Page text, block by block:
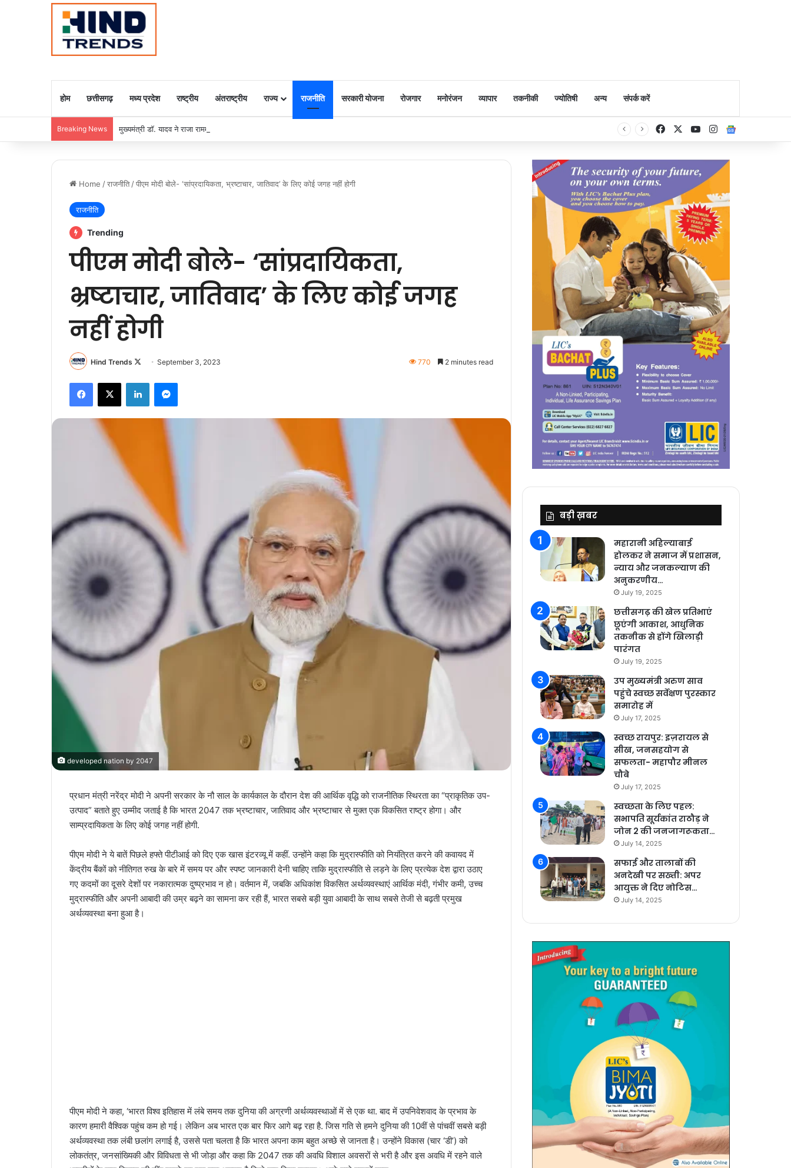
होम छत्तीसगढ़ मध्य प्रदेश राष्ट्रीय अंतराष्ट्रीय राज्य राजनीति सरकारी योजना रोजगार मनोरंजन व्यापार तकनीकी ज्योतिषी अन्य संपर्क करें
Breaking News मुख्यमंत्री डॉ. यादव ने राजा राममोहन राय की जयंती पर किया नमन FacebookYouTubeInstagram
Home /राजनीति /पीएम मोदी बोले- ‘सांप्रदायिकता, भ्रष्टाचार, जातिवाद’ के लिए कोई जगह नहीं होगी
राजनीति
Trending
पीएम मोदी बोले- ‘सांप्रदायिकता,
भ्रष्टाचार, जातिवाद’ के लिए कोई जगह
नहीं होगी
Hind Trends
FollowSeptember 3, 2023 770 2 minutes read
Facebook
X LinkedInMessenger
developed nation by 2047
प्रधान मंत्री नरेंद्र मोदी ने अपनी सरकार के नौ साल के कार्यकाल के दौरान देश की आर्थिक वृद्धि को राजनीतिक स्थिरता का “प्राकृतिक उप-
उत्पाद” बताते हुए उम्मीद जताई है कि भारत 2047 तक भ्रष्टाचार, जातिवाद और भ्रष्टाचार से मुक्त एक विकसित राष्ट्र होगा। और
साम्प्रदायिकता के लिए कोई जगह नहीं होगी.
पीएम मोदी ने ये बातें पिछले हफ्ते पीटीआई को दिए एक खास इंटरव्यू में कहीं. उन्होंने कहा कि मुद्रास्फीति को नियंत्रित करने की कवायद में
केंद्रीय बैंकों को नीतिगत रुख के बारे में समय पर और स्पष्ट जानकारी देनी चाहिए ताकि मुद्रास्फीति से लड़ने के लिए प्रत्येक देश द्वारा उठाए
गए कदमों का दूसरे देशों पर नकारात्मक दुष्प्रभाव न हो। वर्तमान में, जबकि अधिकांश विकसित अर्थव्यवस्थाएं आर्थिक मंदी, गंभीर कमी, उच्च
मुद्रास्फीति और अपनी आबादी की उम्र बढ़ने का सामना कर रही हैं, भारत सबसे बड़ी युवा आबादी के साथ सबसे तेजी से बढ़ती प्रमुख
अर्थव्यवस्था बना हुआ है।
पीएम मोदी ने कहा, ‘भारत विश्व इतिहास में लंबे समय तक दुनिया की अग्रणी अर्थव्यवस्थाओं में से एक था. बाद में उपनिवेशवाद के प्रभाव के
कारण हमारी वैश्विक पहुंच कम हो गई। लेकिन अब भारत एक बार फिर आगे बढ़ रहा है. जिस गति से हमने दुनिया की 10वीं से पांचवीं सबसे बड़ी
अर्थव्यवस्था तक लंबी छलांग लगाई है, उससे पता चलता है कि भारत अपना काम बहुत अच्छे से जानता है। उन्होंने विकास (चार ‘डी’) को
लोकतंत्र, जनसांख्यिकी और विविधता से भी जोड़ा और कहा कि 2047 तक की अवधि विशाल अवसरों से भरी है और इस अवधि में रहने वाले
बड़ी ख़बर
महारानी अहिल्याबाई
होलकर ने समाज में प्रशासन,
न्याय और जनकल्याण की
अनुकरणीय…
July 19, 2025
छत्तीसगढ़ की खेल प्रतिभाएं
छूएंगी आकाश, आधुनिक
तकनीक से होंगे खिलाड़ी
पारंगत
July 19, 2025
उप मुख्यमंत्री अरुण साव
पहुंचे स्वच्छ सर्वेक्षण पुरस्कार
समारोह में
July 17, 2025
स्वच्छ रायपुर: इज़रायल से
सीख, जनसहयोग से
सफलता- महापौर मीनल
चौबे
July 17, 2025
स्वच्छता के लिए पहल:
सभापति सूर्यकांत राठौड़ ने
जोन 2 की जनजागरूकता…
July 14, 2025
सफाई और तालाबों की
अनदेखी पर सख्ती: अपर
आयुक्त ने दिए नोटिस…
July 14, 2025